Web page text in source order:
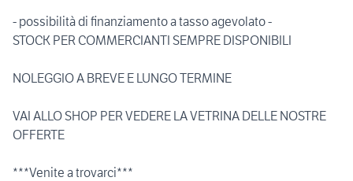
- possibilità di finanziamento a tasso agevolato -
STOCK PER COMMERCIANTI SEMPRE DISPONIBILI
NOLEGGIO A BREVE E LUNGO TERMINE
VAI ALLO SHOP PER VEDERE LA VETRINA DELLE NOSTRE
OFFERTE
***Venite a trovarci***